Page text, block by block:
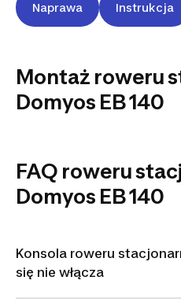
Naprawa Instrukcja
Montaż roweru
Domyos EB 140
DOMYOS
FAQ roweru
Domyos EB 140
Konsola roweru
się nie włącza